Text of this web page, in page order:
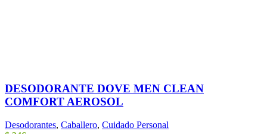
DESODORANTE DOVE MEN CLEAN
COMFORT AEROSOL
Desodorantes, Caballero, Cuidado Personal